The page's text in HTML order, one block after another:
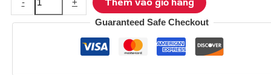
-
nhiệt
+ Thêm vào giỏ hàng
Guaranteed Safe Checkout